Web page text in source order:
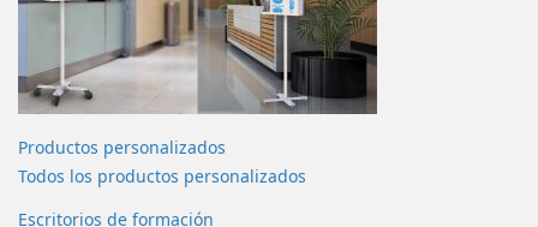
Productos personalizados
Todos los productos personalizados
Escritorios de formación